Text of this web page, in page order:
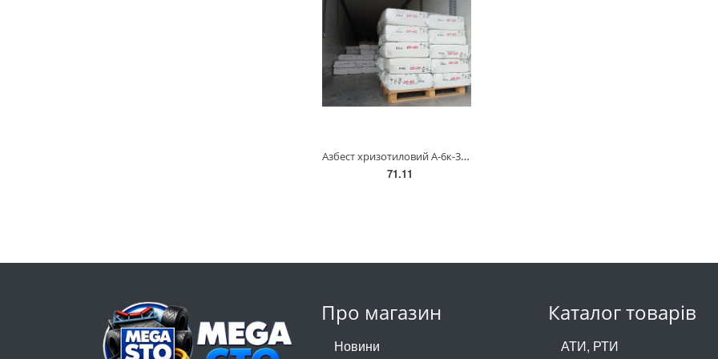
Азбест хризотиловий А-6к-30 ГОСТ 12871-2013 (50 кг)
71.11
Про магазин
Новини
Каталог товарів
АТИ, РТИ